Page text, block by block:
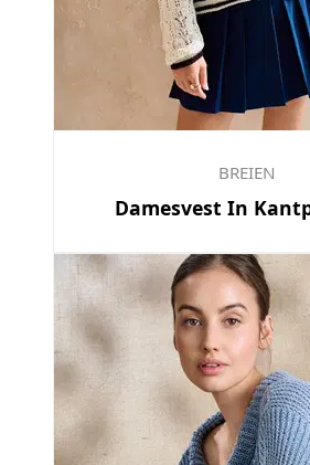
BREIEN
Damesvest In